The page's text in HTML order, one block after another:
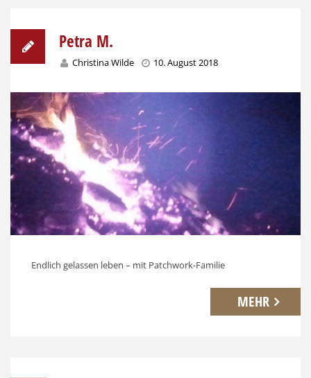
Petra M.
Christina Wilde 10. August 2018
Endlich gelassen leben – mit Patchwork-Familie
MEHR